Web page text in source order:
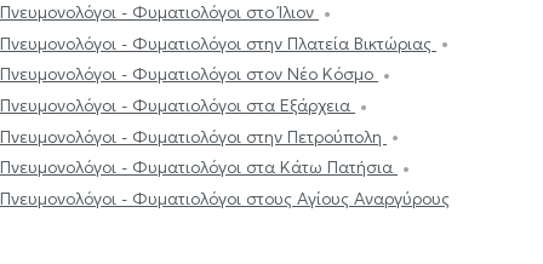
Πνευμονολόγοι - Φυματιολόγοι στο Ίλιον
Πνευμονολόγοι - Φυματιολόγοι στην Πλατεία Βικτώριας
Πνευμονολόγοι - Φυματιολόγοι στον Νέο Κόσμο
Πνευμονολόγοι - Φυματιολόγοι στα Εξάρχεια
Πνευμονολόγοι - Φυματιολόγοι στην Πετρούπολη
Πνευμονολόγοι - Φυματιολόγοι στα Κάτω Πατήσια
Πνευμονολόγοι - Φυματιολόγοι στους Αγίους Αναργύρους